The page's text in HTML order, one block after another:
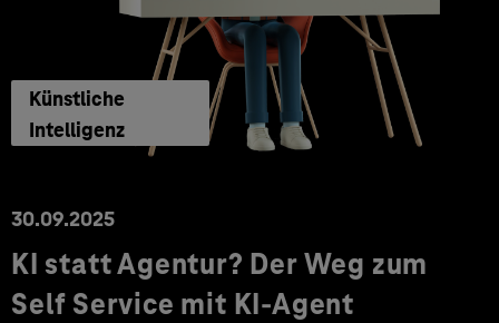
Künstliche
Intelligenz
30.09.2025
KI statt Agentur? Der Weg zum
Self Service mit KI-Agent